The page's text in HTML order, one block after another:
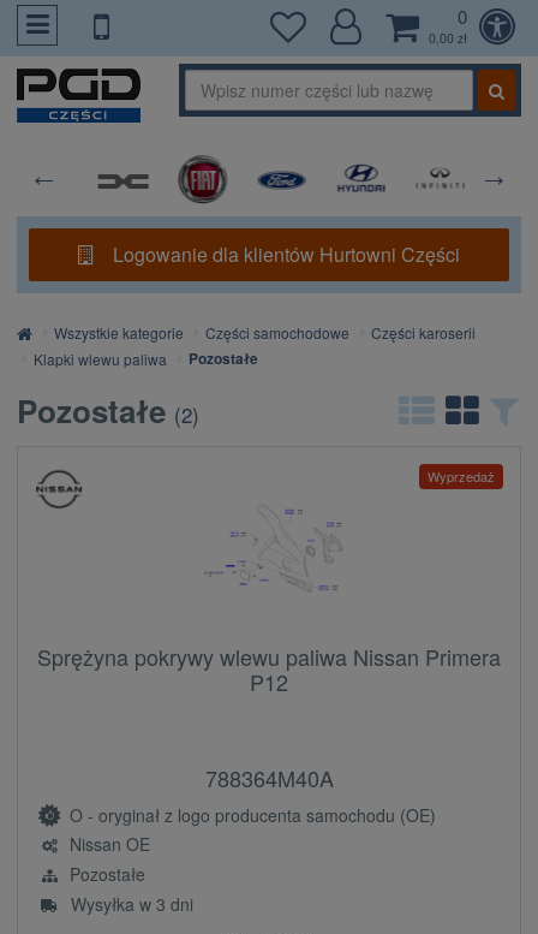
PrzejdzDoTresci
0
0,00 zł
Logowanie dla klientów Hurtowni Części
Strona
główna
Wszystkie kategorie Części samochodowe
Części karoserii
Klapki wlewu paliwa
Pozostałe
Pozostałe (2)
Wyprzedaż
Sprężyna pokrywy wlewu paliwa Nissan Primera
P12
788364M40A
O - oryginał z logo producenta samochodu (OE)
Nissan OE
Pozostałe
Wysyłka w 3 dni